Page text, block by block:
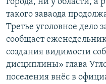
такого заваода
Третье уголовное дело
сообщает
создания видимости
дисциплины» глава
поселения внёс в